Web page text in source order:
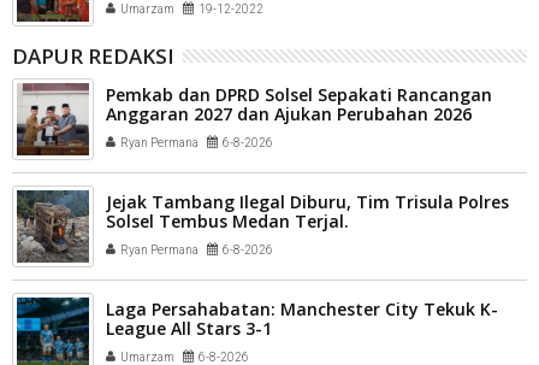
Umarzam 19-12-2022
DAPUR REDAKSI
Pemkab dan DPRD Solsel Sepakati Rancangan
Anggaran 2027 dan Ajukan Perubahan 2026
Ryan Permana 6-8-2026
Jejak Tambang Ilegal Diburu, Tim Trisula Polres
Solsel Tembus Medan Terjal.
Ryan Permana 6-8-2026
Laga Persahabatan: Manchester City Tekuk K-
League All Stars 3-1
Umarzam 6-8-2026